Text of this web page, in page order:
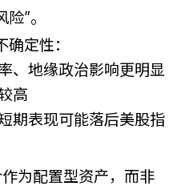
”。
定性：
、地缘政治影响更明显
高
期表现可能落后美股指
为配置型资产，而非